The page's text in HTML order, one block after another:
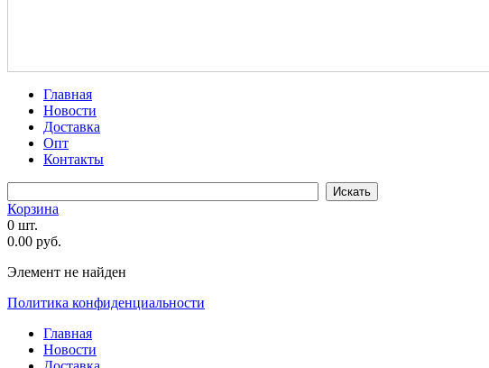
Главная
Новости
Доставка
Опт
Контакты
Корзина
0 шт.
0.00 руб.
Элемент не найден
Политика конфиденциальности
Главная
Новости